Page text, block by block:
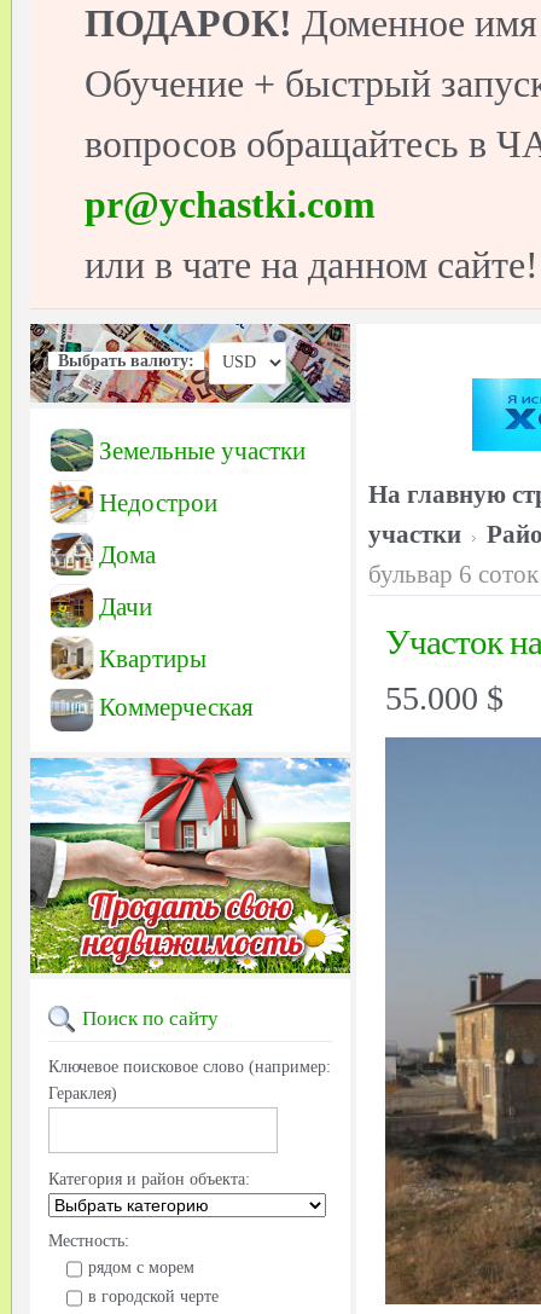
ПОДАРОК! Доменное
Обучение + быстрый
вопросов обращайтесь в
pr@ychastki.com
или в чате на данном сайте!
Выбрать валюту:
Земельные участки
Недострои
Дома
Дачи
Квартиры
Коммерческая
Поиск по сайту
Ключевое поисковое слово (например:
Гераклея)
Категория и район объекта:
Местность:
рядом с морем
в городской черте
На главную
участки
бульвар 6 соток
Участок
55.000 $